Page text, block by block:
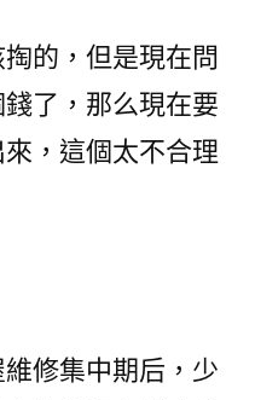
的，但是現在問
了，那么現在要
，這個太不合理
修集中期后，少